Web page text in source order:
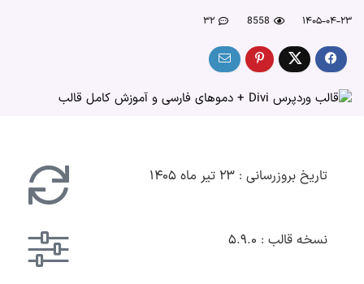
۱۴۰۵-۰۴-۲۳ 8558 ۳۲
تاریخ بروزرسانی : ۲۳ تیر ماه ۱۴۰۵
نسخه قالب : ۵.۹.۰